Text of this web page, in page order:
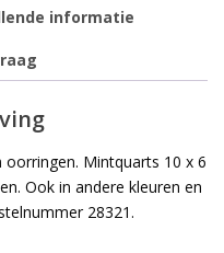
informatie
Mintquarts 10 x 6
Ook in andere kleuren en
28321.